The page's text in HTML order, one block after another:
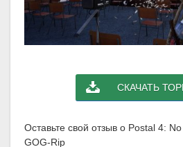
СКАЧАТЬ
Оставьте свой отзыв о Postal 4:
GOG-Rip